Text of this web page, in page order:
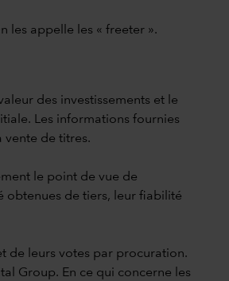
les appelle les « freeter ».
des investissements et le
Les informations fournies
vente de titres.
le point de vue de
obtenues de tiers, leur fiabilité
de leurs votes par procuration.
Group. En ce qui concerne les